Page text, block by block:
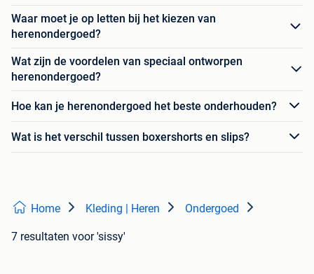
Waar moet je op letten bij het kiezen van
herenondergoed?
Wat zijn de voordelen van speciaal ontworpen
herenondergoed?
Hoe kan je herenondergoed het beste onderhouden?
Wat is het verschil tussen boxershorts en slips?
Home Kleding | Heren Ondergoed
7 resultaten voor 'sissy'